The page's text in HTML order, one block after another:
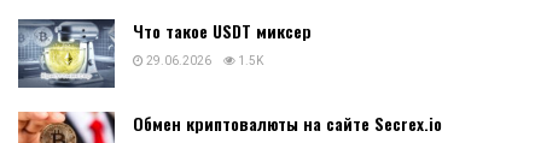
Что такое USDT миксер
29.06.2026 1.5K
Обмен криптовалюты на сайте Secrex.io